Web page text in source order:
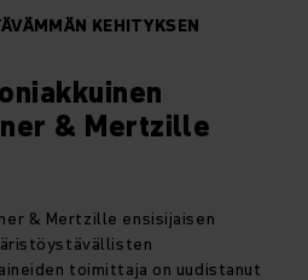
KEHITYKSEN
& Mertzille
& Mertzille ensisijaisen
toimittaja on uudistanut